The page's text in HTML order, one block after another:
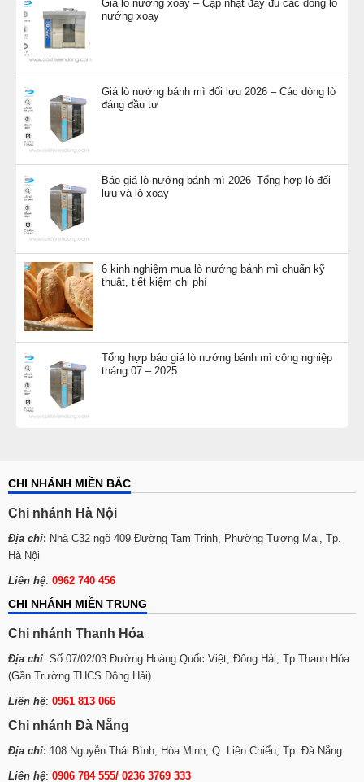
Giá lò nướng xoay – Cập nhật đầy đủ các dòng lò
nướng xoay
Giá lò nướng bánh mì đối lưu 2026 – Các dòng lò
đáng đầu tư
Báo giá lò nướng bánh mì 2026–Tổng hợp lò đối
lưu và lò xoay
6 kinh nghiệm mua lò nướng bánh mì chuẩn kỹ
thuật, tiết kiệm chi phí
Tổng hợp báo giá lò nướng bánh mì công nghiệp
tháng 07 – 2025
CHI NHÁNH MIỀN BẮC
Chi nhánh Hà Nội
Địa chỉ: Nhà C32 ngõ 409 Đường Tam Trinh, Phường Tương Mai, Tp.
Hà Nội
Liên hệ: 0962 740 456
CHI NHÁNH MIỀN TRUNG
Chi nhánh Thanh Hóa
Địa chỉ: Số 07/02/03 Đường Hoàng Quốc Việt, Đông Hải, Tp Thanh Hóa
(Gần Trường THCS Đông Hải)
Liên hệ: 0961 813 066
Chi nhánh Đà Nẵng
Địa chỉ: 108 Nguyễn Thái Bình, Hòa Minh, Q. Liên Chiểu, Tp. Đà Nẵng
Liên hệ: 0906 784 555/ 0236 3769 333